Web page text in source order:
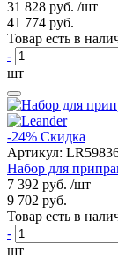
31 828 руб. /шт
41 774 руб.
Товар есть в
-
шт
-24% Скидка
Артикул:
Набор для
7 392 руб. /шт
9 702 руб.
Товар есть в
-
шт